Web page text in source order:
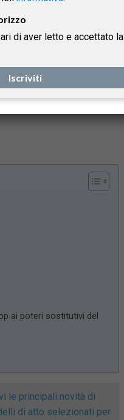
per operatori del
è mettere in
attenzione ai principi di
riflessi applicativi.
ai poteri sostitutivi del
le principali novità di
di atto selezionati per
di aver letto e accettato la
Iscriviti